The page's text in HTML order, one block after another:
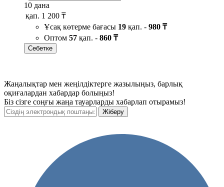
10 дана
қап. 1 200 ₸
Ұсақ көтерме бағасы 19 қап. - 980 ₸
Оптом 57 қап. - 860 ₸
Себетке
Жаңалықтар мен жеңілдіктерге жазылыңыз, барлық
оқиғалардан хабардар болыңыз!
Біз сізге соңғы жаңа тауарларды хабарлап отырамыз!